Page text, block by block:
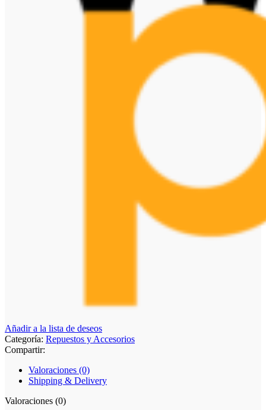
Añadir a la lista de deseos
Categoría: Repuestos y Accesorios
Compartir:
Valoraciones (0)
Shipping & Delivery
Valoraciones (0)